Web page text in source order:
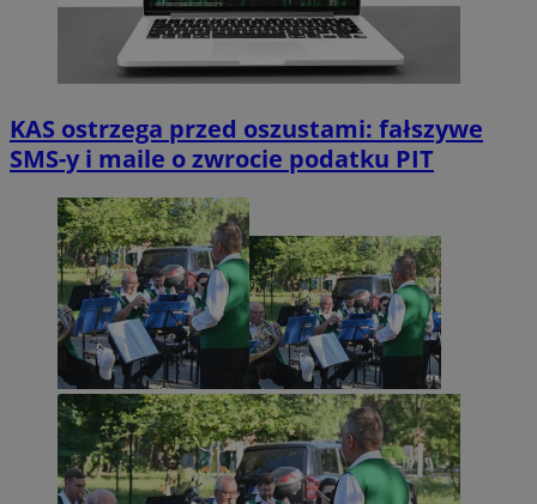
KAS ostrzega przed oszustami: fałszywe
SMS-y i maile o zwrocie podatku PIT